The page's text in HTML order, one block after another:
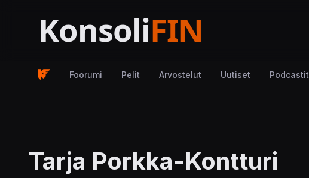
Foorumi Pelit Arvostelut Uutiset Podcastit
Tarja Porkka-Kontturi